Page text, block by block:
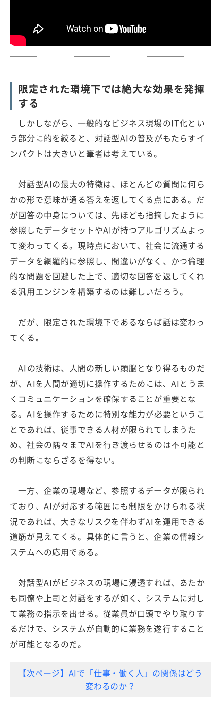
限定された環境下では絶大な効果を発揮
する
しかしながら、一般的なビジネス現場のIT化とい
う部分に的を絞ると、対話型AIの普及がもたらすイ
ンパクトは大きいと筆者は考えている。
対話型AIの最大の特徴は、ほとんどの質問に何ら
かの形で意味が通る答えを返してくる点にある。だ
が回答の中身については、先ほども指摘したように
参照したデータセットやAIが持つアルゴリズムよっ
て変わってくる。現時点において、社会に流通する
データを網羅的に参照し、間違いがなく、かつ倫理
的な問題を回避した上で、適切な回答を返してくれ
る汎用エンジンを構築するのは難しいだろう。
だが、限定された環境下であるならば話は変わっ
てくる。
AIの技術は、人間の新しい頭脳となり得るものだ
が、AIを人間が適切に操作するためには、AIとうま
くコミュニケーションを確保することが重要とな
る。AIを操作するために特別な能力が必要というこ
とであれば、従事できる人材が限られてしまうた
め、社会の隅々までAIを行き渡らせるのは不可能と
の判断にならざるを得ない。
一方、企業の現場など、参照するデータが限られ
ており、AIが対応する範囲にも制限をかけられる状
況であれば、大きなリスクを伴わずAIを運用できる
道筋が見えてくる。具体的に言うと、企業の情報シ
ステムへの応用である。
対話型AIがビジネスの現場に浸透すれば、あたか
も同僚や上司と対話をするが如く、システムに対し
て業務の指示を出せる。従業員が口頭でやり取りす
るだけで、システムが自動的に業務を遂行すること
が可能となるのだ。
【次ページ】AIで「仕事・働く人」の関係はどう
変わるのか？